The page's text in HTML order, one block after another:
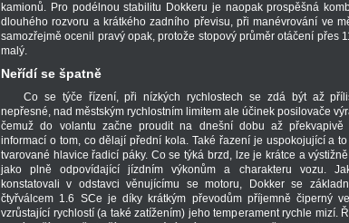
kamionů. Pro podélnou stabilitu Dokkeru je naopak prospěšná
dlouhého rozvoru a krátkého zadního převisu, při manévrování ve
samozřejmě ocenil pravý opak, protože stopový průměr otáčení přes
malý.
Neřídí se špatně
Co se týče řízení, při nízkých rychlostech se zdá být až
nepřesné, nad městským rychlostním limitem ale účinek posilovače
čemuž do volantu začne proudit na dnešní dobu až překvapivě
informací o tom, co dělají přední kola. Také řazení je uspokojující a
tvarované hlavice řadicí páky. Co se týká brzd, lze je krátce a
jako plně odpovídající jízdním výkonům a charakteru vozu.
konstatovali v odstavci věnujícímu se motoru, Dokker se
čtyřválcem 1.6 SCe je díky krátkým převodům příjemně čiperný
vzrůstající rychlostí (a také zatížením) jeho temperament rychle mizí.